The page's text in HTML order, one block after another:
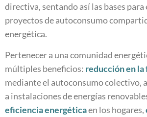
directiva, sentando así las bases
proyectos de autoconsumo
energética.
Pertenecer a una comunidad
múltiples beneficios: reducción en
mediante el autoconsumo colectivo,
a instalaciones de energías
eficiencia energéticaen los hogares,